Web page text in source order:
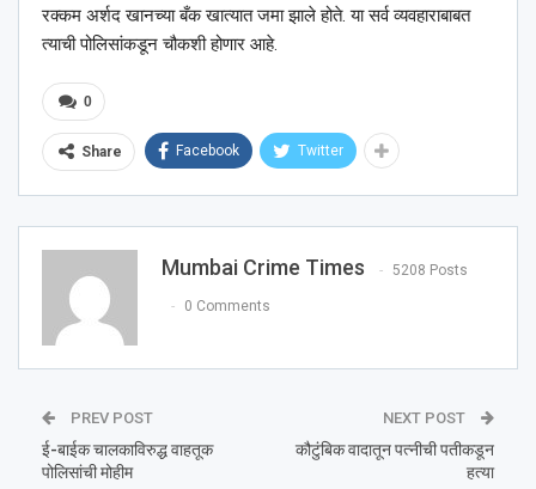
रक्कम अर्शद खानच्या बँक खात्यात जमा झाले होते. या सर्व व्यवहाराबाबत
त्याची पोलिसांकडून चौकशी होणार आहे.
0
Share Facebook Twitter
Mumbai Crime Times 5208 Posts
0 Comments
PREV POST
ई-बाईक चालकाविरुद्ध वाहतूक
पोलिसांची मोहीम
NEXT POST
कौटुंबिक वादातून पत्नीची पतीकडून
हत्या